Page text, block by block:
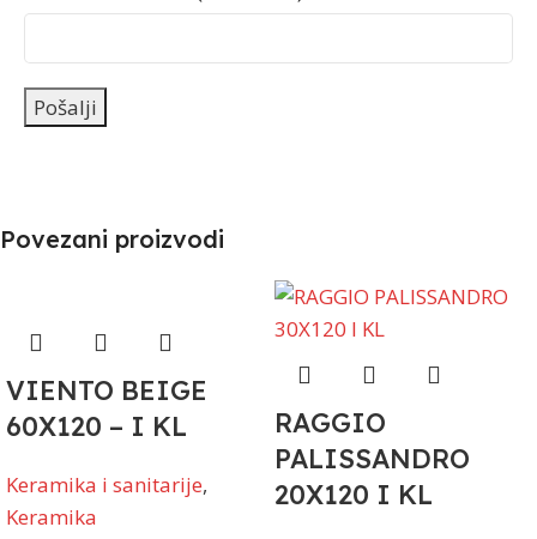
Povezani proizvodi
VIENTO BEIGE
60X120 – I KL
Keramika i sanitarije,
Keramika
RAGGIO
PALISSANDRO
20X120 I KL